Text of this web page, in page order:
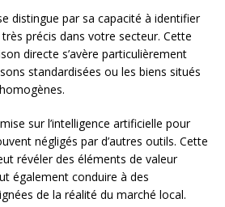
distingue par sa capacité à identifier
précis dans votre secteur. Cette
directe s’avère particulièrement
standardisées ou les biens situés
mise sur l’intelligence artificielle pour
négligés par d’autres outils. Cette
révéler des éléments de valeur
également conduire à des
de la réalité du marché local.